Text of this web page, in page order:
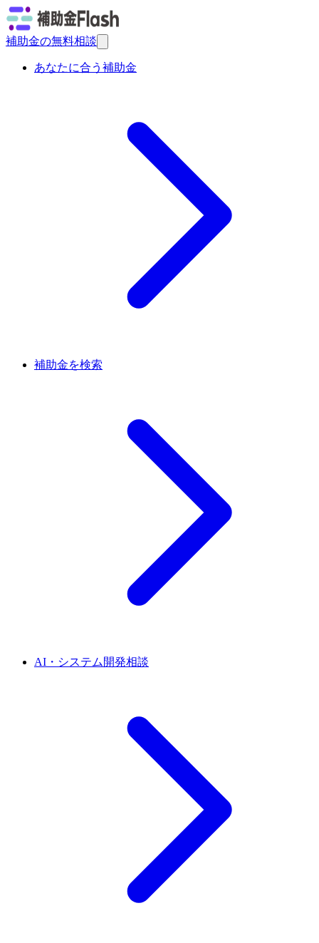
補助金の無料相談
あなたに合う補助金
補助金を検索
AI・システム開発相談